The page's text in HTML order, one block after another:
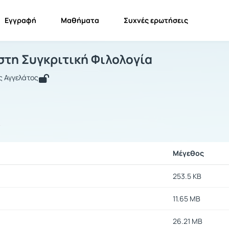
Εγγραφή Μαθήματα
Συχνές ερωτήσεις
στη Συγκριτική Φιλολογία
Συγκριτική Φιλολογία
Αγγελάτος
Μέγεθος
253.5 KB
11.65 MB
26.21 MB